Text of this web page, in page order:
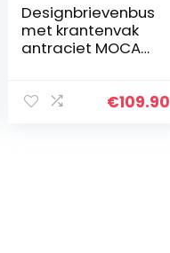
Designbrievenbus
met krantenvak
antraciet MOCAVI
krantenrol,
€109.90